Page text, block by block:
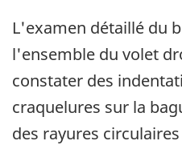
L'examen détaillé du
l'ensemble du volet
constater des
craquelures sur la
des rayures